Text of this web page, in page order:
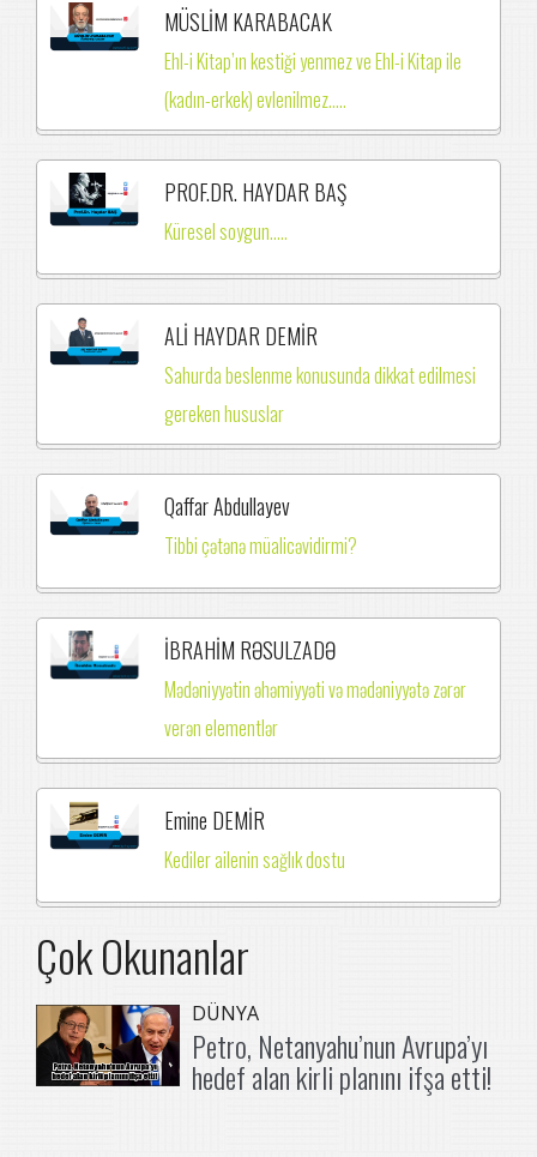
MÜSLİM KARABACAK
Ehl-i Kitap’ın kestiği yenmez ve Ehl-i Kitap ile
(kadın-erkek) evlenilmez.….
PROF.DR. HAYDAR BAŞ
Küresel soygun.....
ALİ HAYDAR DEMİR
Sahurda beslenme konusunda dikkat edilmesi
gereken hususlar
Qaffar Abdullayev
Tibbi çətənə müalicəvidirmi?
İBRAHİM RƏSULZADƏ
Mədəniyyətin əhəmiyyəti və mədəniyyətə zərər
verən elementlər
Emine DEMİR
Kediler ailenin sağlık dostu
Çok Okunanlar
DÜNYA
Petro, Netanyahu’nun Avrupa’yı
hedef alan kirli planını ifşa etti!